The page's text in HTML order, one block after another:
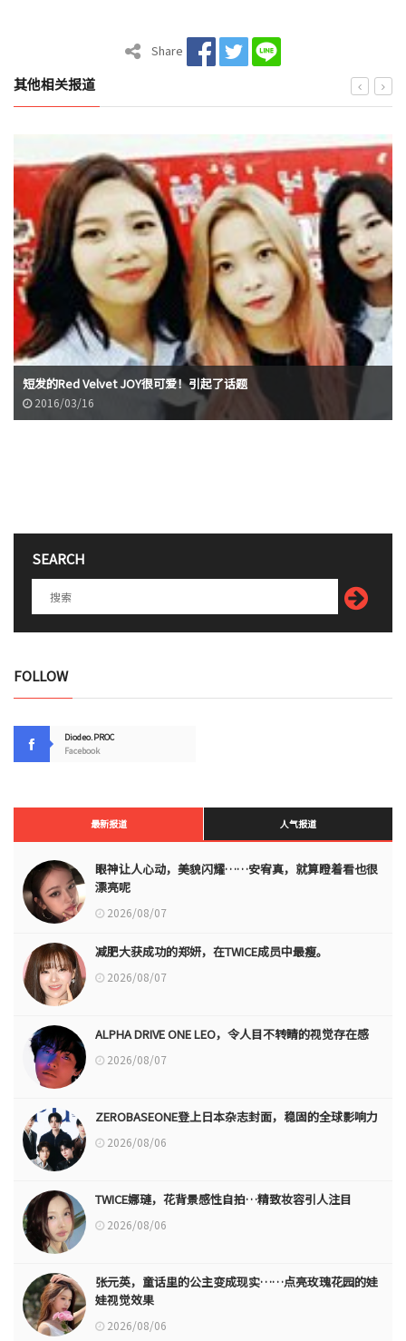
Share
其他相关报道
短发的Red Velvet JOY很可爱！引起了话题
2016/03/16
SEARCH
FOLLOW
Diodeo.PROC
Facebook
最新报道 人气报道
眼神让人心动，美貌闪耀……安宥真，就算瞪着看也很
漂亮呢
2026/08/07
减肥大获成功的郑妍，在TWICE成员中最瘦。
2026/08/07
ALPHA DRIVE ONE LEO，令人目不转睛的视觉存在感
2026/08/07
ZEROBASEONE登上日本杂志封面，稳固的全球影响力
2026/08/06
TWICE娜璉，花背景感性自拍…精致妆容引人注目
2026/08/06
张元英，童话里的公主变成现实……点亮玫瑰花园的娃
娃视觉效果
2026/08/06